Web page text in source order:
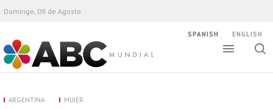
ABC Mundial
Domingo, 09 de Agosto
SPANISH ENGLISH
ARGENTINA MUJER